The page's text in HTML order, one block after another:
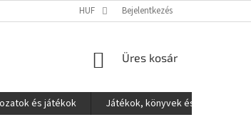
HUF Bejelentkezés
KOSÁR
Üres kosár
és játékok
Játékok, könyvek és egyéb